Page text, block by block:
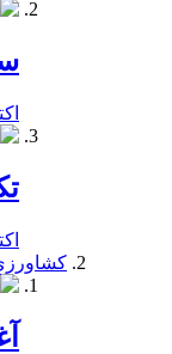
اکتبر
اکتبر